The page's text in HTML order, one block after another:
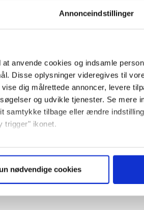
Annonceindstillinger
anvende cookies og indsamle
Disse oplysninger videregives til
dig målrettede annoncer, levere
og udvikle tjenester. Se mere
samtykke tilbage eller ændre
trigger" ikonet.
af dens unikke karakteristika
nødvendige cookies
ØU Web